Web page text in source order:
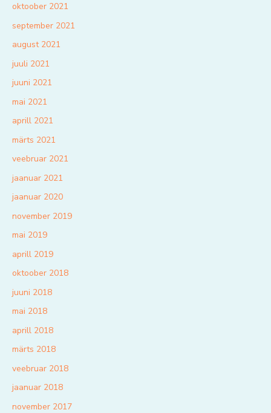
oktoober 2021
september 2021
august 2021
juuli 2021
juuni 2021
mai 2021
aprill 2021
märts 2021
veebruar 2021
jaanuar 2021
jaanuar 2020
november 2019
mai 2019
aprill 2019
oktoober 2018
juuni 2018
mai 2018
aprill 2018
märts 2018
veebruar 2018
jaanuar 2018
november 2017